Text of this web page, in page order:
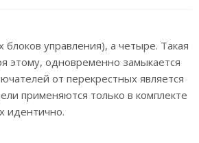
управления), а четыре. Такая
этому, одновременно замыкается
от перекрестных является
применяются только в комплекте
идентично.